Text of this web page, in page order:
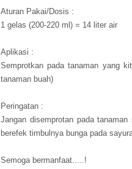
Aturan Pakai/Dosis :
1 gelas (200-220 ml) = 14 liter air
Aplikasi :
Semprotkan pada tanaman yang
tanaman buah)
Peringatan :
Jangan disemprotan pada
berefek timbulnya bunga pada
Semoga bermanfaat.....!